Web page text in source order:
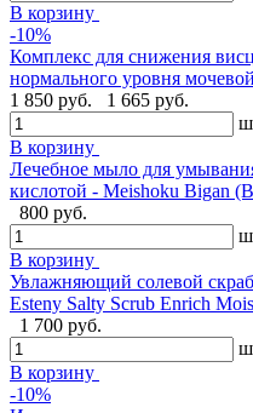
В корзину
-10%
Комплекс для снижения
нормального уровня
1 850 руб.
1 665 руб.
В корзину
Лечебное мыло для
кислотой - Meishoku Bigan
800 руб.
В корзину
Увлажняющий солевой
Esteny Salty Scrub Enrich
1 700 руб.
В корзину
-10%